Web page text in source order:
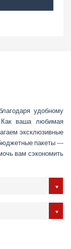
удобному
Как ваша любимая
эксклюзивные
пакеты —
вам сэкономить